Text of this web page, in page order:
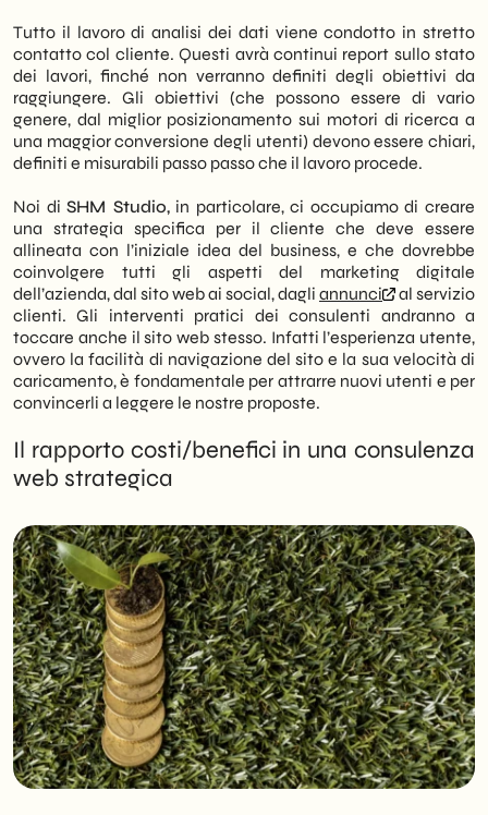
Tutto il lavoro di analisi dei dati viene condotto in stretto
contatto col cliente. Questi avrà continui report sullo stato
dei lavori, finché non verranno definiti degli obiettivi da
raggiungere. Gli obiettivi (che possono essere di vario
genere, dal miglior posizionamento sui motori di ricerca a
una maggior conversione degli utenti) devono essere chiari,
definiti e misurabili passo passo che il lavoro procede.
Noi diSHM Studio,in particolare, ci occupiamo di creare
una strategia specifica per il cliente che deve essere
allineata con l’iniziale idea del business, e che dovrebbe
coinvolgere tutti gli aspetti del marketing digitale
dell’azienda, dal sito web ai social, dagli annunci
al servizio
clienti. Gli interventi pratici dei consulenti andranno a
toccare anche il sito web stesso. Infatti l’esperienza utente,
ovvero la facilità di navigazione del sito e la sua velocità di
caricamento, è fondamentale per attrarre nuovi utenti e per
convincerli a leggere le nostre proposte.
Il rapporto costi/benefici in una consulenza
web strategica